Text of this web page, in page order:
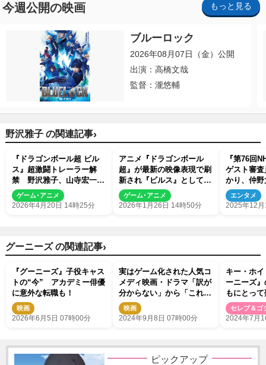
今週公開の映画 もっと見る
ブルーロック
2026年08月07日（金）公開
出演：高橋文哉
監督：瀧悠輔
野沢雅子 の関連記事›
『ドラゴンボール超 ビル
ス』超激闘トレーラー解
禁 野沢雅子、山寺宏一ら
のコメントも到着
ゲーム･アニメ
2026年4月20日 14時25分
アニメ『ドラゴンボール
超』が最新の映像表現で刷
新され『ビルス』として26
年秋放送 超始動トレーラ
ー解禁
ゲーム･アニメ
2026年1月26日 14時50分
『第76回
ゲスト審
かり、仲
ら多彩な顔
エンタメ
2025年12
グーニーズ の関連記事›
『グーニーズ』子役キャス
トの“今” アカデミー俳優
に意外な転職も！
映画
2026年6月5日 07時00分
実はゲーム化された人気コ
メディ映画・ドラマ「訳が
分からない」から「これは
これで」まで
映画
2024年9月8日 07時00分
キー・ホ
ーニーズ
もにとっ
た”
セレブ＆ゴ
2024年7月
ピックアップ